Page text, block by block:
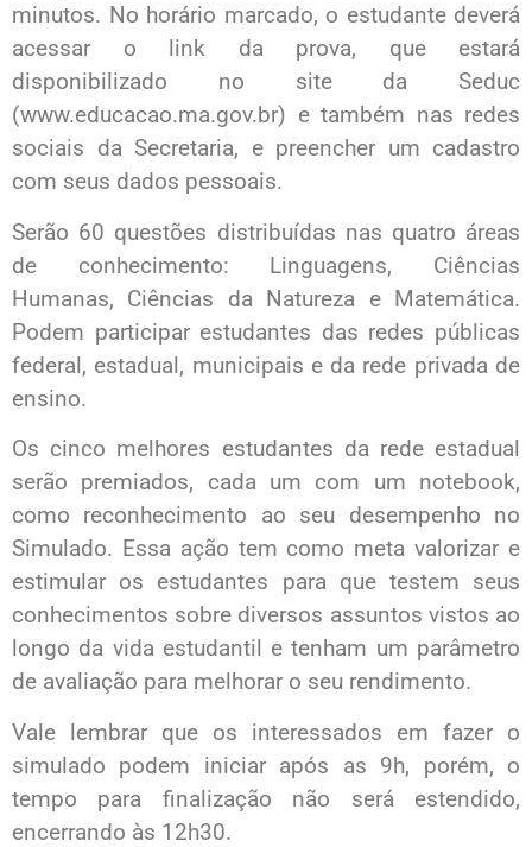
minutos. No horário marcado, o estudante deverá
acessar o link da prova, que estará
disponibilizado no site da Seduc
(www.educacao.ma.gov.br) e também nas redes
sociais da Secretaria, e preencher um cadastro
com seus dados pessoais.
Serão 60 questões distribuídas nas quatro áreas
de conhecimento: Linguagens, Ciências
Humanas, Ciências da Natureza e Matemática.
Podem participar estudantes das redes públicas
federal, estadual, municipais e da rede privada de
ensino.
Os cinco melhores estudantes da rede estadual
serão premiados, cada um com um notebook,
como reconhecimento ao seu desempenho no
Simulado. Essa ação tem como meta valorizar e
estimular os estudantes para que testem seus
conhecimentos sobre diversos assuntos vistos ao
longo da vida estudantil e tenham um parâmetro
de avaliação para melhorar o seu rendimento.
Vale lembrar que os interessados em fazer o
simulado podem iniciar após as 9h, porém, o
tempo para finalização não será estendido,
encerrando às 12h30.